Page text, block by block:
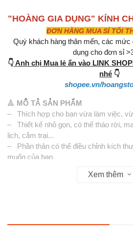
"HOÀNG GIA DỤNG" KÍNH
ĐƠN HÀNG MUA SỈ TỐI
Quý khách hàng thân mến, các mức
dụng cho đơn sỉ
👇Anh chị Mua lẻ ấn vào LINK
nhé 👇
shopee.vn/
🔺 MÔ TẢ SẢN PHẨM
– Thích hợp cho bạn vừa làm việc,
– Thiết kế nhỏ gọn, có thể tháo rời,
lịch, cắm trại...
– Phần thân có thể điều chỉnh kích
muốn của bạn
có độ bền cao và dể sử dụng.Xem thêm